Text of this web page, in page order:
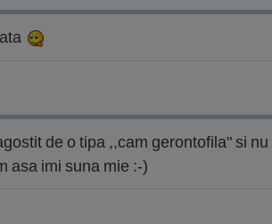
de o tipa ,,cam gerontofila" si
asa imi suna mie :-)